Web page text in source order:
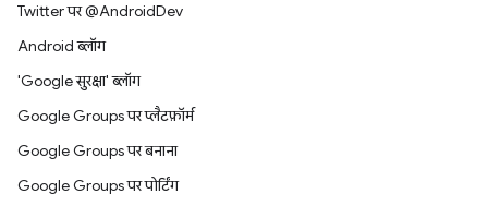
Twitter पर @AndroidDev
Android ब्लॉग
'Google सुरक्षा' ब्लॉग
Google Groups पर प्लैटफ़ॉर्म
Google Groups पर बनाना
Google Groups पर पोर्टिंग